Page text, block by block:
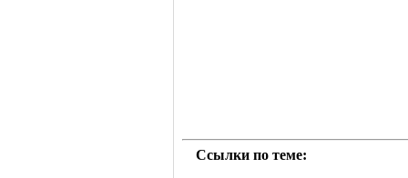
Ссылки по теме: